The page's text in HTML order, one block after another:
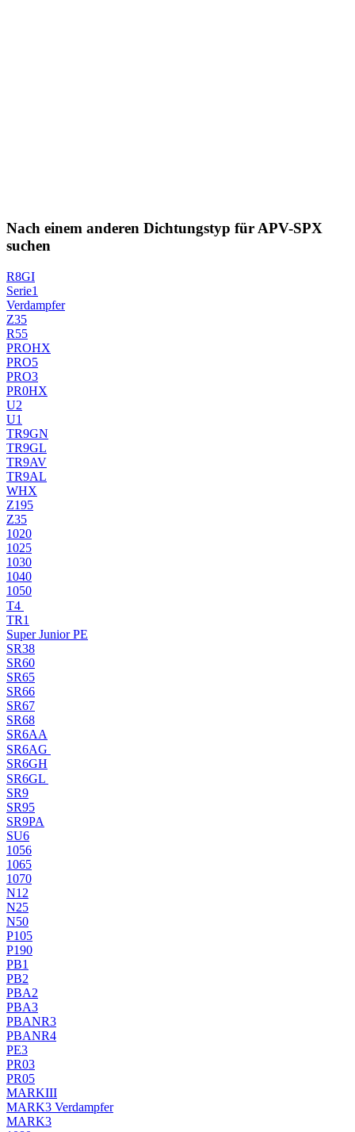
Nach einem anderen Dichtungstyp für APV-SPX
suchen
R8GI
Serie1
Verdampfer
Z35
R55
PROHX
PRO5
PRO3
PR0HX
U2
U1
TR9GN
TR9GL
TR9AV
TR9AL
WHX
Z195
Z35
1020
1025
1030
1040
1050
T4
TR1
Super Junior PE
SR38
SR60
SR65
SR66
SR67
SR68
SR6AA
SR6AG
SR6GH
SR6GL
SR9
SR95
SR9PA
SU6
1056
1065
1070
N12
N25
N50
P105
P190
PB1
PB2
PBA2
PBA3
PBANR3
PBANR4
PE3
PR03
PR05
MARKIII
MARK3 Verdampfer
MARK3